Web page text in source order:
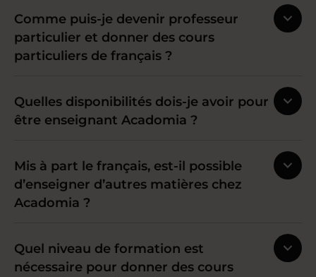
Comme puis-je devenir professeur
particulier et donner des cours
particuliers de français ?
Quelles disponibilités dois-je avoir pour
être enseignant Acadomia ?
Mis à part le français, est-il possible
d’enseigner d’autres matières chez
Acadomia ?
Quel niveau de formation est
nécessaire pour donner des cours